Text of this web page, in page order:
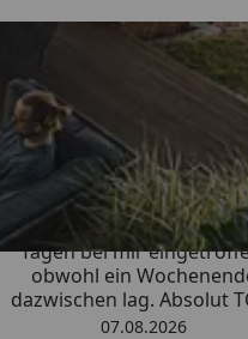
Trusted Shops
4,81/ 5
„Die Bestellung ist
Tagen bei mir
obwohl ein
dazwischen lag. Absolut
Sicherlich nicht die letzte
07.08.2026